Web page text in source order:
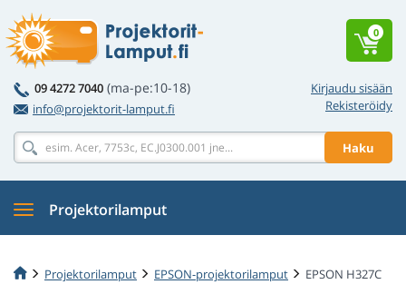
Kirjaudu sisään
Rekisteröidy
09 4272 7040 (ma-pe:10-18)
info@projektorit-lamput.fi
Haku
0
Projektorilamput
Projektorilamput EPSON-projektorilamput EPSON H327C